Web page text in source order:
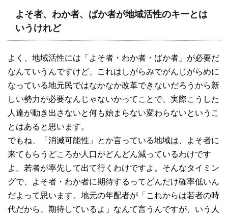
よそ者、わか者、ばか者が地域活性のキーとは
いうけれど
よく、地域活性には「よそ者・わか者・ばか者」が必要だ
なんていうんですけど、これはしがらみでがんじがらめに
なっている地元民ではなかなか改革できないだろうから新
しい勢力が必要なんじゃないかってことで、実際こうした
人達が動き出さないと何も始まらない変わらないというこ
とはあると思います。
でもね、「消滅可能性」とか言っている地域は、よそ者に
来てもらうどころか人口がどんどん減っているわけです
よ。若者が率先して出て行くわけですよ。そんなタイミン
グで、よそ者・わか者に期待するってどんだけ確率低いん
だよって思います。地元の年配者が「これからは若者の時
代だから、期待しているよ」なんて言うんですが、いう人